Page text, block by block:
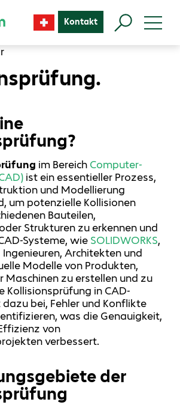
Kontakt
im Bereich Computer-
ist ein essentieller Prozess,
und Modellierung
um potenzielle Kollisionen
Bauteilen,
Strukturen zu erkennen und
Systeme, wie SOLIDWORKS,
Architekten und
Modelle von Produkten,
Maschinen zu erstellen und zu
Kollisionsprüfung in CAD-
bei, Fehler und Konflikte
was die Genauigkeit,
von
verbessert.
der